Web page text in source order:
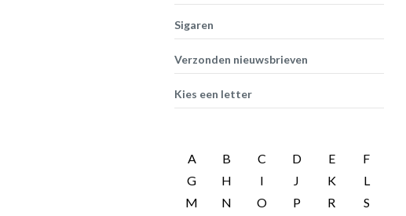
Sigaren
Verzonden nieuwsbrieven
Kies een letter
A B C D E
F
G
H I J K
L
M
N O P R
S